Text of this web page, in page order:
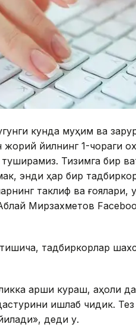
кунда муҳим ва
йилнинг 1-чораги
Тизимга бир
энди ҳар бир
таклиф ва ғоялари,
Мирзахметов
тадбиркорлар
қарши кураш, аҳоли
ишлаб чиқдик. Тез
деди у.